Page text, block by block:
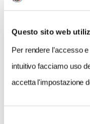
Questo sito web
Per rendere l’accesso
intuitivo facciamo uso
accetta l'impostazione